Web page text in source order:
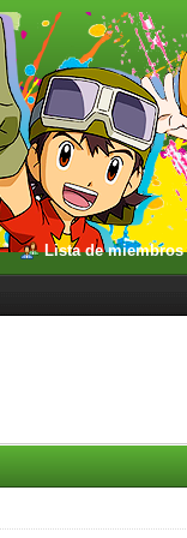
Lista de miembros